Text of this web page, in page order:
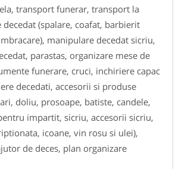
transport funerar, transport la
(spalare, coafat, barbierit
manipulare decedat sicriu,
parastas, organizare mese de
funerare, cruci, inchiriere capac
decedati, accesorii si produse
doliu, prosoape, batiste, candele,
impartit, sicriu, accesorii sicriu,
icoane, vin rosu si ulei),
de deces, plan organizare